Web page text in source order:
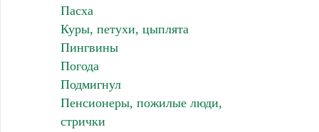
Пасха
Куры, петухи, цыплята
Пингвины
Погода
Подмигнул
Пенсионеры, пожилые люди,
стрички